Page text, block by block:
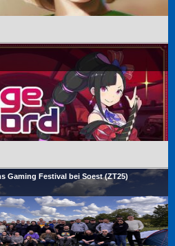
Gaming Festival bei Soest (ZT25)